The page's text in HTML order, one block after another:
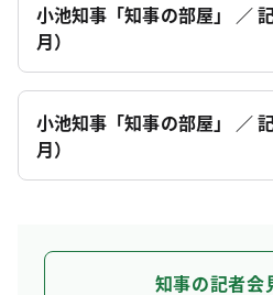
小池知事「知事の部屋」 ／
月）
小池知事「知事の部屋」 ／
月）
知事の記者会